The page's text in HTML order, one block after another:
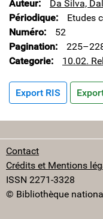
Auteur
Da Silva,
Périodique
Etudes
Numéro
52
Pagination
Categorie
10.02.
Export RIS
Contact
Crédits et Mentions
ISSN 2271-3328
© Bibliothèque